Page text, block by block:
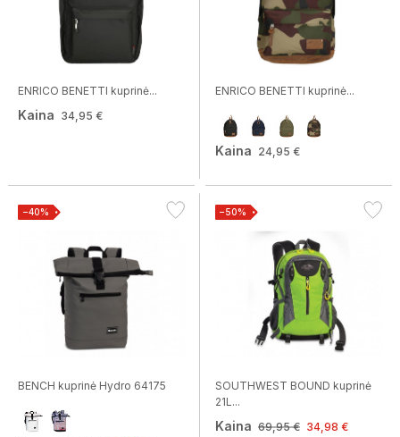
ENRICO BENETTI kuprinė...
Kaina 34,95 €
ENRICO BENETTI kuprinė...
Kaina 24,95 €
−40%
BENCH kuprinė Hydro 64175
−50%
SOUTHWEST BOUND kuprinė
21L...
Kaina 69,95 € 34,98 €